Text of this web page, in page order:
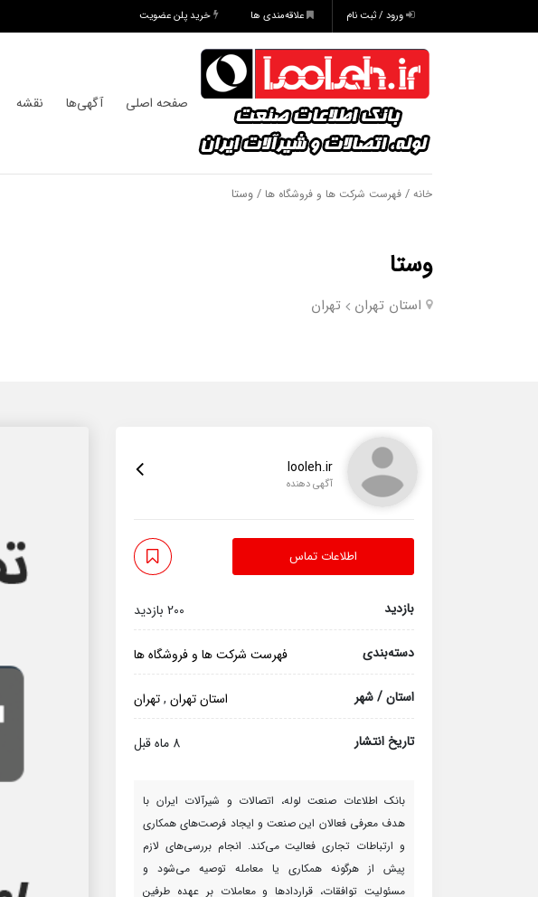
ورود / ثبت نام علاقه‌مندی ها خرید پلن عضویت
صفحه اصلی آگهی‌ها نقشه
خانه / فهرست شرکت ها و فروشگاه ها / وستا
وستا
استان تهران تهران
looleh.ir
آگهی دهنده
اطلاعات تماس
بازدید 200 بازدید
دسته‌بندی فهرست شرکت ها و فروشگاه ها
استان / شهر استان تهران ,تهران
تاریخ انتشار 8 ماه قبل
بانک اطلاعات صنعت لوله، اتصالات و شیرآلات ایران با
هدف معرفی فعالان این صنعت و ایجاد فرصت‌های همکاری
و ارتباطات تجاری فعالیت می‌کند. انجام بررسی‌های لازم
پیش از هرگونه همکاری یا معامله توصیه می‌شود و
مسئولیت توافقات، قراردادها و معاملات بر عهده طرفین